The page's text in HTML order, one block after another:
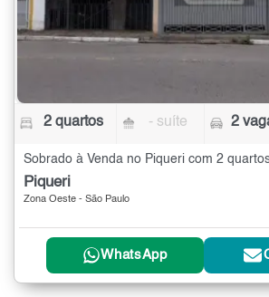
2 quartos - suíte 2
Sobrado à Venda no Piqueri com 2
Piqueri
Zona Oeste - São Paulo
WhatsApp